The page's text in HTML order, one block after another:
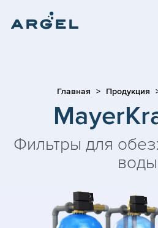
Главная Продукция
Фильтры для
воды